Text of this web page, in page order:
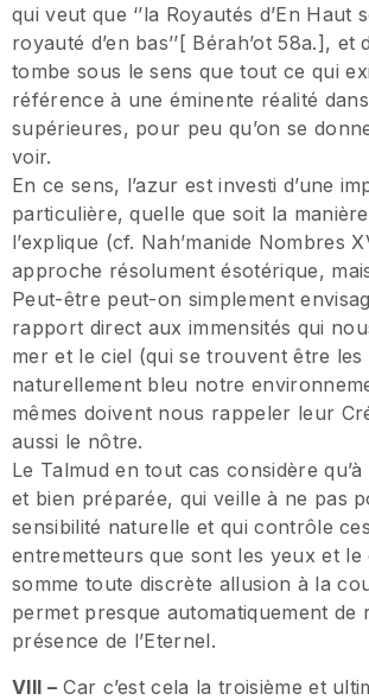
qui veut que ‘’la Royautés d’En Haut
royauté d’en bas’’[ Bérah’ot 58a.], et
tombe sous le sens que tout ce qui
référence à une éminente réalité
supérieures, pour peu qu’on se
voir.
En ce sens, l’azur est investi d’une
particulière, quelle que soit la
l’explique (cf. Nah’manide Nombres
approche résolument ésotérique,
Peut-être peut-on simplement
rapport direct aux immensités qui
mer et le ciel (qui se trouvent être les
naturellement bleu notre
mêmes doivent nous rappeler leur
aussi le nôtre.
Le Talmud en tout cas considère
et bien préparée, qui veille à ne pas
sensibilité naturelle et qui contrôle
entremetteurs que sont les yeux et
somme toute discrète allusion à la
permet presque automatiquement de
présence de l’Eternel.
VIII –Car c’est cela la troisième et